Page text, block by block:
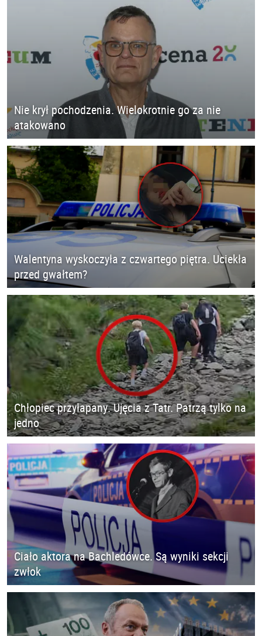
Nie krył pochodzenia. Wielokrotnie go za nie
atakowano
Walentyna wyskoczyła z czwartego piętra. Uciekła
przed gwałtem?
Chłopiec przyłapany. Ujęcia z Tatr. Patrzą tylko na
jedno
Ciało aktora na Bachledówce. Są wyniki sekcji
zwłok